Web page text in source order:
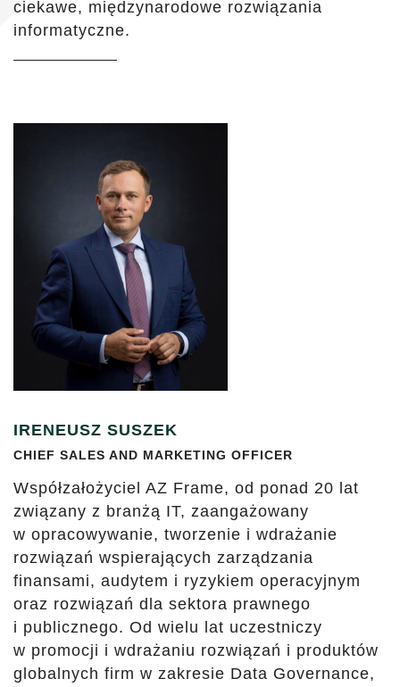
ciekawe, międzynarodowe rozwiązania
informatyczne.
IRENEUSZ SUSZEK
CHIEF SALES AND MARKETING OFFICER
Współzałożyciel AZ Frame, od ponad 20 lat
związany z branżą IT, zaangażowany
w opracowywanie, tworzenie i wdrażanie
rozwiązań wspierających zarządzania
finansami, audytem i ryzykiem operacyjnym
oraz rozwiązań dla sektora prawnego
i publicznego. Od wielu lat uczestniczy
w promocji i wdrażaniu rozwiązań i produktów
globalnych firm w zakresie Data Governance,